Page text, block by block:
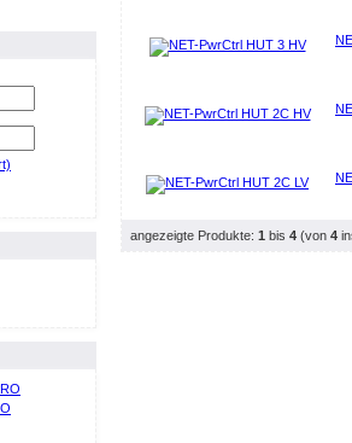
angezeigte Produkte: 1 bis 4 (von 4